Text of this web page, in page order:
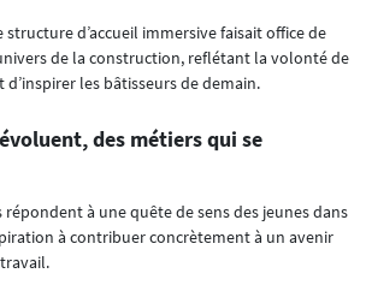
d’accueil immersive faisait office de
de la construction, reflétant la volonté de
d’inspirer les bâtisseurs de demain.
des métiers qui se
répondent à une quête de sens des jeunes dans
à contribuer concrètement à un avenir